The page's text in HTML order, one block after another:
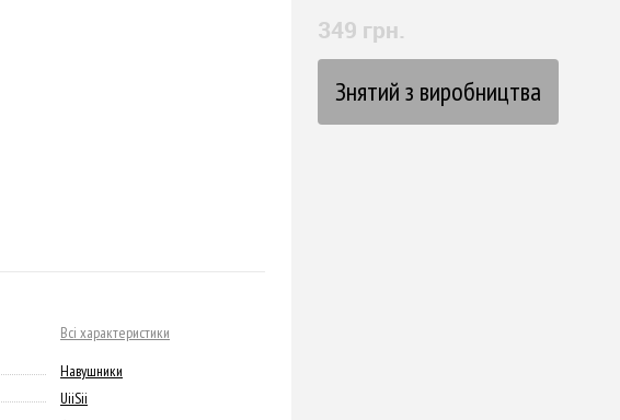
Всі характеристики
Навушники
UiiSii
349 грн.
Знятий з виробництва